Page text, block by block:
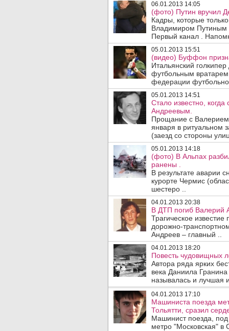
06.01.2013 14:05
(фото) Путин вручил
Кадры, которые
Владимиром Путиным
Первый канал .
05.01.2013 15:51
(видео) Буффон
Итальянский
футбольным
федерации
05.01.2013 14:51
Стало известно,
Андреевым.
Прощание с
января в ритуальном
(заезд со стороны
05.01.2013 14:18
(фото) В Альпах
ранены .
В результате аварии
курорте Чермис
шестеро ..
04.01.2013 20:38
В ДТП погиб Валерий
Трагическое
дорожно-
Андреев – главный ..
04.01.2013 18:20
Повесть чудовищных
Автора ряда ярких
века Даниила
называлась и лучшая
04.01.2013 17:10
Машиниста поезда
Тольятти, сразил
Машинист поезда, под
метро "Московская" в